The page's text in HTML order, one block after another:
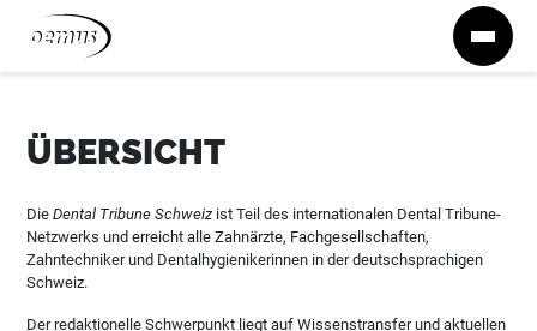
Zum Inhalt springen
ÜBERSICHT
DieDental Tribune Schweiz ist Teil des internationalen Dental Tribune-
Netzwerks und erreicht alle Zahnärzte, Fachgesellschaften,
Zahntechniker und Dentalhygienikerinnen in der deutschsprachigen
Schweiz.
Der redaktionelle Schwerpunkt liegt auf Wissenstransfer und aktuellen